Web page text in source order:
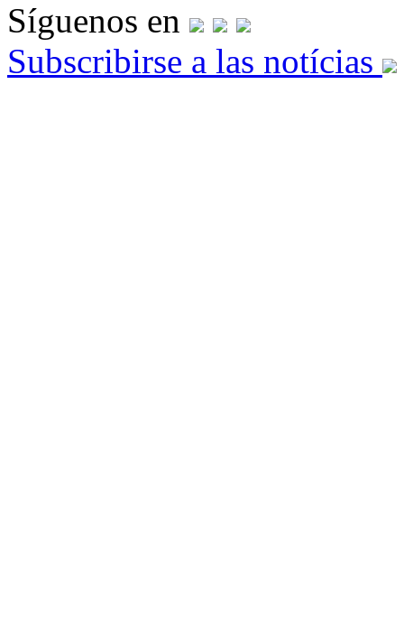
Síguenos en
Subscribirse a las notícias